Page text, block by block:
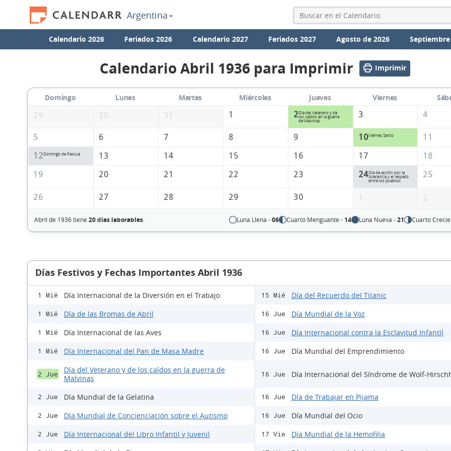
Argentina
Calendario 2026 Feriados 2026 Calendario 2027 Feriados 2027 Agosto de 2026
Calendario Abril 1936 para Imprimir Imprimir
Domingo Lunes Martes Miércoles Jueves Viernes
29
30 31 1 2Día del Veterano y de
los caídos en la guerra
de Malvinas
3 4
5 6 7 8 9 10Viernes Santo
11
12Domingo de Pascua 13 14 15 16 17
18
19
20 21 22 23 24Día de acción por la
tolerancia y el respeto
entre los pueblos
25
26 27 28 29 30 1 2
Abril de 1936 tiene 20 días laborables. Luna Llena -06 Cuarto Menguante - 14 Luna Nueva -21 Cuarto
Días Festivos y Fechas Importantes Abril 1936
1 Mié Día Internacional de la Diversión en el Trabajo
1 Mié Día de las Bromas de Abril
1 Mié Día Internacional de las Aves
1 Mié Día Internacional del Pan de Masa Madre
2 Jue
Día del Veterano y de los caídos en la guerra de
Malvinas
2 Jue Día Mundial de la Gelatina
2 Jue Día Mundial de Concienciación sobre el Autismo
2 Jue Día Internacional del Libro Infantil y Juvenil
15 Mié Día del Recuerdo del Titanic
16 Jue Día Mundial de la Voz
16 Jue Día Internacional contra la Esclavitud Infantil
16 Jue Día Mundial del Emprendimiento
16 Jue Día Internacional del Síndrome de Wolf-
16 Jue Día de Trabajar en Pijama
16 Jue Día Mundial del Ocio
17 Vie Día Mundial de la Hemofilia